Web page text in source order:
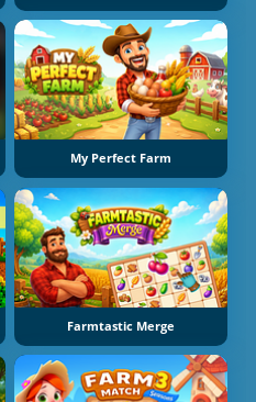
My Perfect Farm
Farmtastic Merge